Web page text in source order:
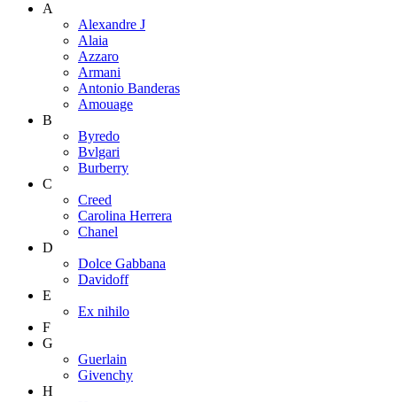
А
Alexandre J
Alaia
Azzaro
Armani
Antonio Banderas
Amouage
B
Byredo
Bvlgari
Burberry
C
Creed
Carolina Herrera
Chanel
D
Dolce Gabbana
Davidoff
E
Ex nihilo
F
G
Guerlain
Givenchy
H